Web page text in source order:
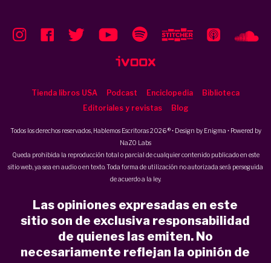
Tienda libros USA Podcast Enciclopedia
Biblioteca
Editoriales y revistas
Blog
Todos los derechos reservados, Hablemos Escritoras 2026 ® • Design by Enigma • Powered by
NaZO Labs
Queda prohibida la reproducción total o parcial de cualquier contenido publicado en este
sitio web, ya sea en audio o en texto. Toda forma de utilización no autorizada será perseguida
de acuerdo a la ley.
Las opiniones expresadas en este
sitio son de exclusiva responsabilidad
de quienes las emiten. No
necesariamente reflejan la opinión de